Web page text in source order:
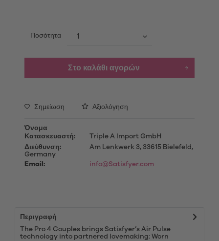
Ποσότητα
Στο καλάθι αγορών
Σημείωση Αξιολόγηση
Όνομα
Κατασκευαστή:
Triple A Import GmbH
Διεύθυνση:
Am Lenkwerk 3, 33615 Bielefeld,
Germany
Email:
info@Satisfyer.com
Περιγραφή
The Pro 4 Couples brings Satisfyer’s Air Pulse
technology into partnered lovemaking: Worn